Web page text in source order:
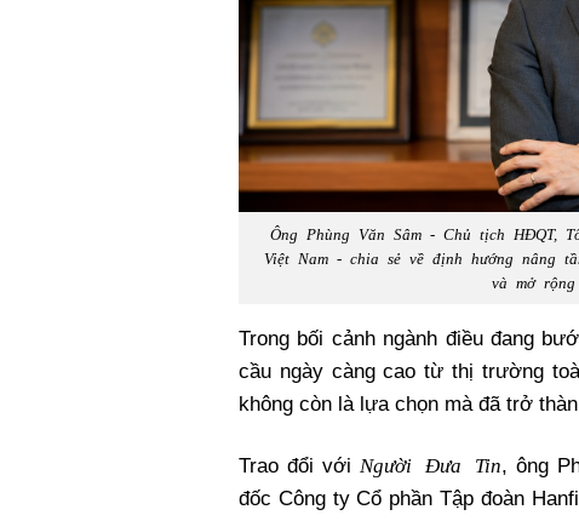
Ông Phùng Văn Sâm - Chủ tịch HĐQT,
Việt Nam - chia sẻ về định hướng nâng
và mở
Trong bối cảnh ngành điều đang
cầu ngày càng cao từ thị trường
không còn là lựa chọn mà đã trở
Trao đổi vớiNgười Đưa Tin, ông
đốc Công ty Cổ phần Tập đoàn